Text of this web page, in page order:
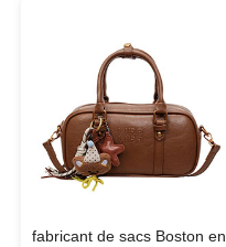
fabricant de sacs Boston en